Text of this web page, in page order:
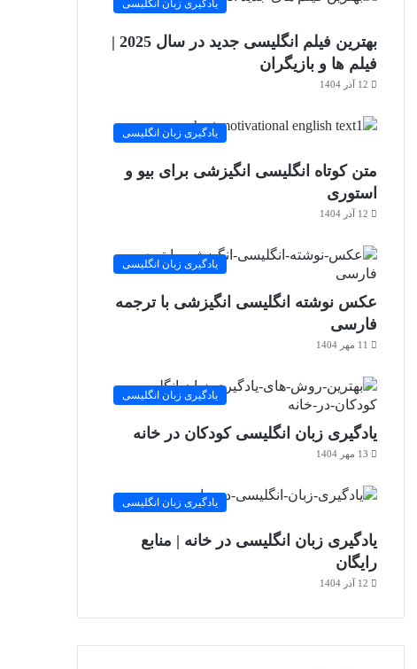
یادگیری زبان انگلیسی
بهترین فیلم انگلیسی جدید در سال 2025 |
فیلم ها و بازیگران
12 آذر 1404
یادگیری زبان انگلیسی
متن کوتاه انگلیسی انگیزشی برای بیو و
استوری
12 آذر 1404
یادگیری زبان انگلیسی
عکس نوشته انگلیسی انگیزشی با ترجمه
فارسی
11 مهر 1404
یادگیری زبان انگلیسی
یادگیری زبان انگلیسی کودکان در خانه
13 مهر 1404
یادگیری زبان انگلیسی
یادگیری زبان انگلیسی در خانه | منابع
رایگان
12 آذر 1404